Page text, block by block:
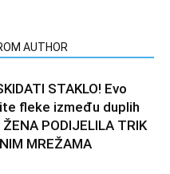
AUTHOR
STAKLO! Evo
fleke između duplih
PODIJELILA TRIK
MREŽAMA